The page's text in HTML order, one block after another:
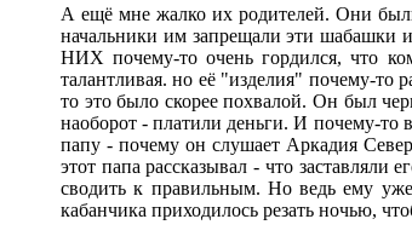
А ещё мне жалко их родителей. Они
начальники им запрещали эти шабашки
НИХ почему-то очень гордился, что
талантливая. но её "изделия" почему-
то это было скорее похвалой. Он был
наоборот - платили деньги. И почему-то
папу - почему он слушает Аркадия
этот папа рассказывал - что
сводить к правильным. Но ведь ему
кабанчика приходилось резать ночью,